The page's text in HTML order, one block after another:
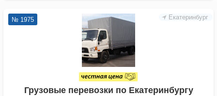
Екатеринбург
№ 1975
Грузовые перевозки по Екатеринбургу